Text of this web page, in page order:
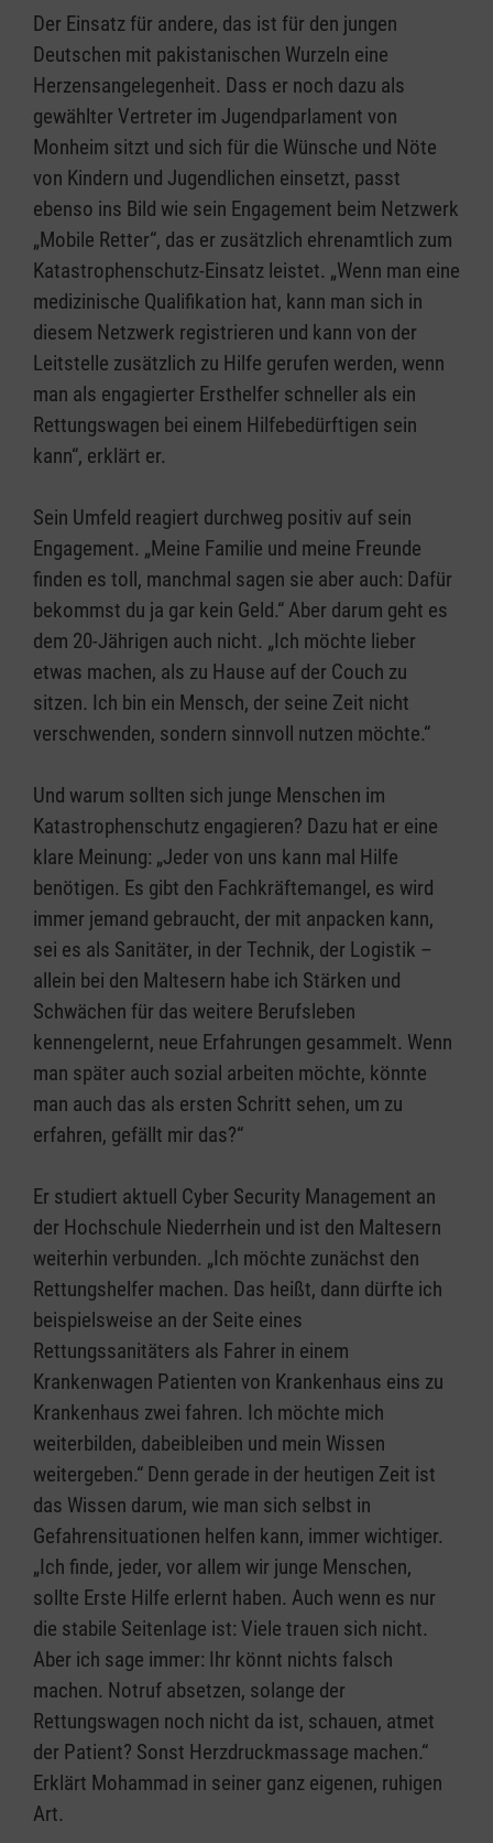
Der Einsatz für andere, das ist für den jungen
Deutschen mit pakistanischen Wurzeln eine
Herzensangelegenheit. Dass er noch dazu als
gewählter Vertreter im Jugendparlament von
Monheim sitzt und sich für die Wünsche und Nöte
von Kindern und Jugendlichen einsetzt, passt
ebenso ins Bild wie sein Engagement beim Netzwerk
„Mobile Retter“, das er zusätzlich ehrenamtlich zum
Katastrophenschutz-Einsatz leistet. „Wenn man eine
medizinische Qualifikation hat, kann man sich in
diesem Netzwerk registrieren und kann von der
Leitstelle zusätzlich zu Hilfe gerufen werden, wenn
man als engagierter Ersthelfer schneller als ein
Rettungswagen bei einem Hilfebedürftigen sein
kann“, erklärt er.
Sein Umfeld reagiert durchweg positiv auf sein
Engagement. „Meine Familie und meine Freunde
finden es toll, manchmal sagen sie aber auch: Dafür
bekommst du ja gar kein Geld.“ Aber darum geht es
dem 20-Jährigen auch nicht. „Ich möchte lieber
etwas machen, als zu Hause auf der Couch zu
sitzen. Ich bin ein Mensch, der seine Zeit nicht
verschwenden, sondern sinnvoll nutzen möchte.“
Und warum sollten sich junge Menschen im
Katastrophenschutz engagieren? Dazu hat er eine
klare Meinung: „Jeder von uns kann mal Hilfe
benötigen. Es gibt den Fachkräftemangel, es wird
immer jemand gebraucht, der mit anpacken kann,
sei es als Sanitäter, in der Technik, der Logistik –
allein bei den Maltesern habe ich Stärken und
Schwächen für das weitere Berufsleben
kennengelernt, neue Erfahrungen gesammelt. Wenn
man später auch sozial arbeiten möchte, könnte
man auch das als ersten Schritt sehen, um zu
erfahren, gefällt mir das?“
Er studiert aktuell Cyber Security Management an
der Hochschule Niederrhein und ist den Maltesern
weiterhin verbunden. „Ich möchte zunächst den
Rettungshelfer machen. Das heißt, dann dürfte ich
beispielsweise an der Seite eines
Rettungssanitäters als Fahrer in einem
Krankenwagen Patienten von Krankenhaus eins zu
Krankenhaus zwei fahren. Ich möchte mich
weiterbilden, dabeibleiben und mein Wissen
weitergeben.“ Denn gerade in der heutigen Zeit ist
das Wissen darum, wie man sich selbst in
Gefahrensituationen helfen kann, immer wichtiger.
„Ich finde, jeder, vor allem wir junge Menschen,
sollte Erste Hilfe erlernt haben. Auch wenn es nur
die stabile Seitenlage ist: Viele trauen sich nicht.
Aber ich sage immer: Ihr könnt nichts falsch
machen. Notruf absetzen, solange der
Rettungswagen noch nicht da ist, schauen, atmet
der Patient? Sonst Herzdruckmassage machen.“
Erklärt Mohammad in seiner ganz eigenen, ruhigen
Art.